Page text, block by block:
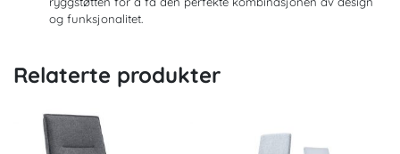
og funksjonalitet.
Relaterte produkter